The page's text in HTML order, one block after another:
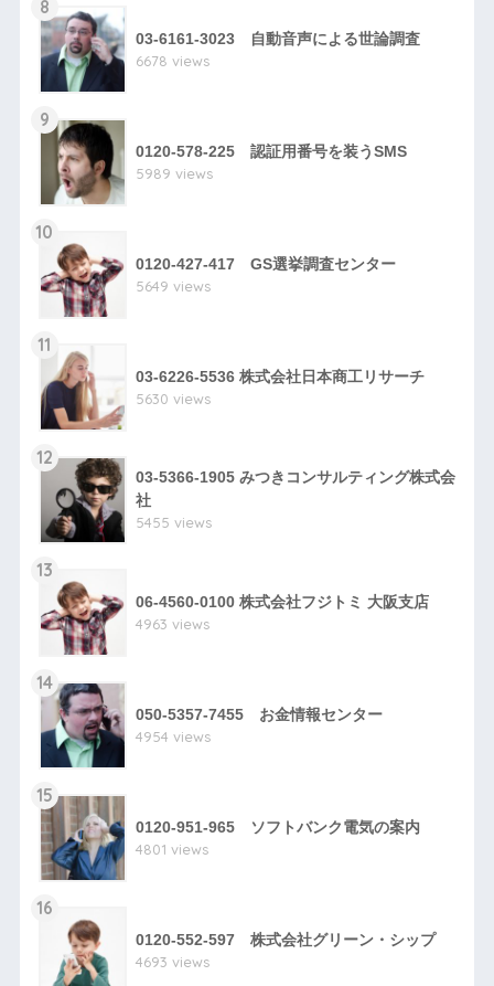
8
03-6161-3023 自動音声による世論調査
6678 views
9
0120-578-225 認証用番号を装うSMS
5989 views
10
0120-427-417 GS選挙調査センター
5649 views
11
03-6226-5536 株式会社日本商工リサーチ
5630 views
12
03-5366-1905 みつきコンサルティング株式会
社
5455 views
13
06-4560-0100 株式会社フジトミ 大阪支店
4963 views
14
050-5357-7455 お金情報センター
4954 views
15
0120-951-965 ソフトバンク電気の案内
4801 views
16
0120-552-597 株式会社グリーン・シップ
4693 views